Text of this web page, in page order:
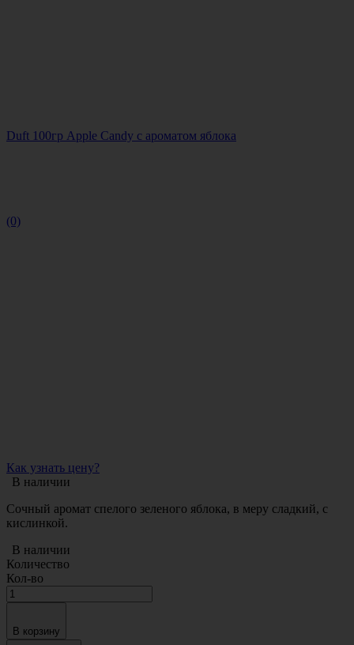
Duft 100гр Apple Candy с ароматом яблока
(0)
Как узнать цену?
В наличии
Сочный аромат спелого зеленого яблока, в меру сладкий, с
кислинкой.
В наличии
Количество
Кол-во
В корзину